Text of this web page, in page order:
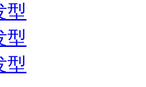
型
型
型